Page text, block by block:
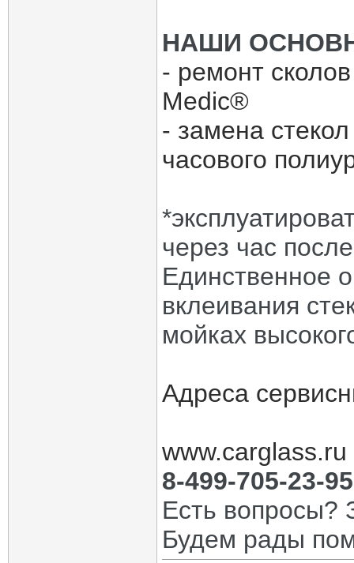
НАШИ
- ремонт
Medic®
- замена
часового
через час
Единственное
вклеивания
мойках
Адреса
www.carglass.ru
8-499-705-23-95
Есть вопросы?
Будем рады